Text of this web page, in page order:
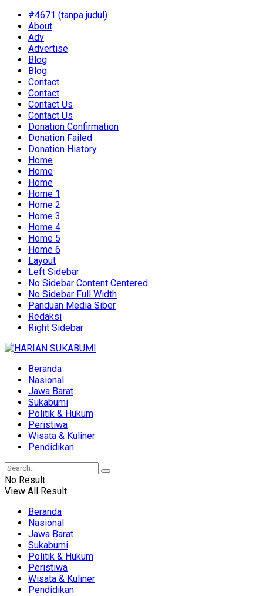
#4671 (tanpa judul)
About
Adv
Advertise
Blog
Blog
Contact
Contact
Contact Us
Contact Us
Donation Confirmation
Donation Failed
Donation History
Home
Home
Home
Home 1
Home 2
Home 3
Home 4
Home 5
Home 6
Layout
Left Sidebar
No Sidebar Content Centered
No Sidebar Full Width
Panduan Media Siber
Redaksi
Right Sidebar
Beranda
Nasional
Jawa Barat
Sukabumi
Politik & Hukum
Peristiwa
Wisata & Kuliner
Pendidikan
No Result
View All Result
Beranda
Nasional
Jawa Barat
Sukabumi
Politik & Hukum
Peristiwa
Wisata & Kuliner
Pendidikan